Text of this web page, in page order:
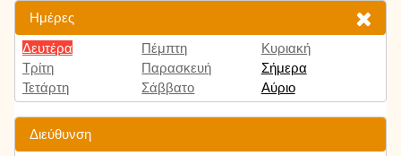
Ημέρες
Δευτέρα
Τρίτη
Τετάρτη
Πέμπτη
Παρασκευή
Σάββατο
Κυριακή
Σήμερα
Αύριο
Διεύθυνση